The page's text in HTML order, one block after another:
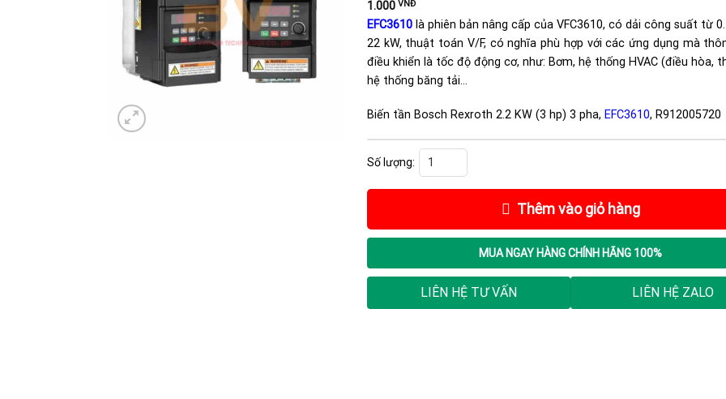
1.000VNĐ
EFC3610là phiên bản nâng cấp của VFC3610, có dải công suất từ
22 kW, thuật toán V/F, có nghĩa phù hợp với các ứng dụng mà
điều khiển là tốc độ động cơ, như: Bơm, hệ thống HVAC (điều hòa,
hệ thống băng tải…
Biến tần Bosch Rexroth 2.2 KW (3 hp) 3 pha, EFC3610, R912005720
Biến tần Bosch Rexroth 2.2 KW (3 hp) 3 pha, EFC3610, R912005720 số lượng
Thêm vào giỏ hàng
MUA NGAY HÀNG CHÍNH HÃNG 100%
LIÊN HỆ TƯ VẤN LIÊN HỆ ZALO